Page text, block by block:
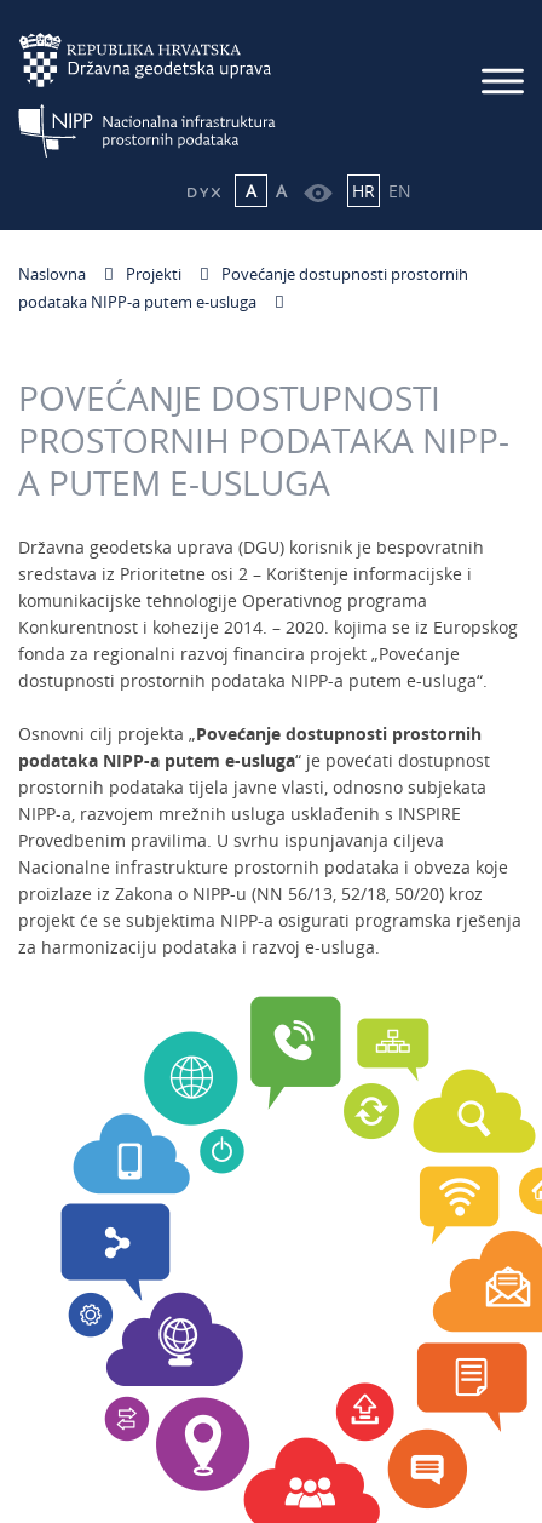
A A HR EN
Naslovna Projekti
Povećanje dostupnosti prostornih
podataka NIPP-a putem e-usluga
POVEĆANJE DOSTUPNOSTI
PROSTORNIH PODATAKA NIPP-
A PUTEM E-USLUGA
Državna geodetska uprava (DGU) korisnik je bespovratnih
sredstava iz Prioritetne osi 2 – Korištenje informacijske i
komunikacijske tehnologije Operativnog programa
Konkurentnost i kohezije 2014. – 2020. kojima se iz Europskog
fonda za regionalni razvoj financira projekt „Povećanje
dostupnosti prostornih podataka NIPP-a putem e-usluga“.
Osnovni cilj projekta „Povećanje dostupnosti prostornih
podataka NIPP-a putem e-usluga“ je povećati dostupnost
prostornih podataka tijela javne vlasti, odnosno subjekata
NIPP-a, razvojem mrežnih usluga usklađenih s INSPIRE
Provedbenim pravilima. U svrhu ispunjavanja ciljeva
Nacionalne infrastrukture prostornih podataka i obveza koje
proizlaze iz Zakona o NIPP-u (NN 56/13, 52/18, 50/20) kroz
projekt će se subjektima NIPP-a osigurati programska rješenja
za harmonizaciju podataka i razvoj e-usluga.